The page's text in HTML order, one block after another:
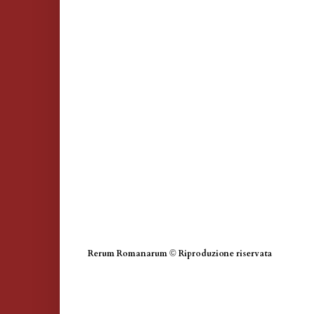
Rerum Romanarum © Riproduzione riservata